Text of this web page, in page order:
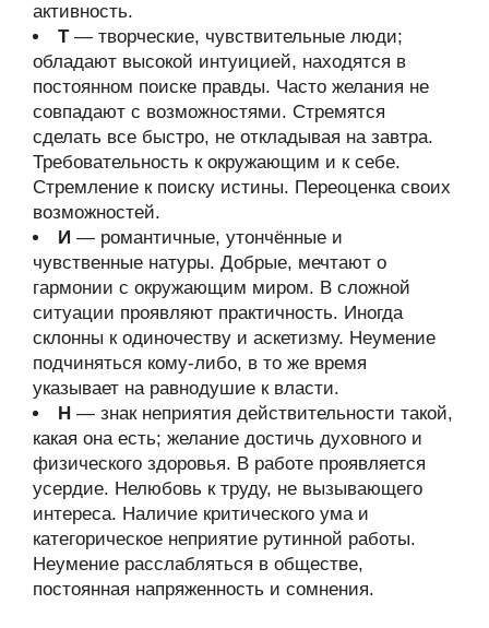
активность.
Т— творческие, чувствительные люди;
обладают высокой интуицией, находятся в
постоянном поиске правды. Часто желания не
совпадают с возможностями. Стремятся
сделать все быстро, не откладывая на завтра.
Требовательность к окружающим и к себе.
Стремление к поиску истины. Переоценка своих
возможностей.
И — романтичные, утончённые и
чувственные натуры. Добрые, мечтают о
гармонии с окружающим миром. В сложной
ситуации проявляют практичность. Иногда
склонны к одиночеству и аскетизму. Неумение
подчиняться кому-либо, в то же время
указывает на равнодушие к власти.
Н — знак неприятия действительности такой,
какая она есть; желание достичь духовного и
физического здоровья. В работе проявляется
усердие. Нелюбовь к труду, не вызывающего
интереса. Наличие критического ума и
категорическое неприятие рутинной работы.
Неумение расслабляться в обществе,
постоянная напряженность и сомнения.